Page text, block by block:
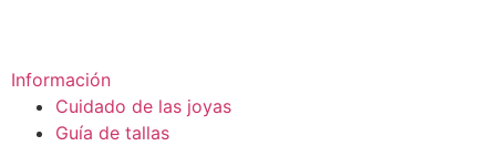
Información
Cuidado de las joyas
Guía de tallas